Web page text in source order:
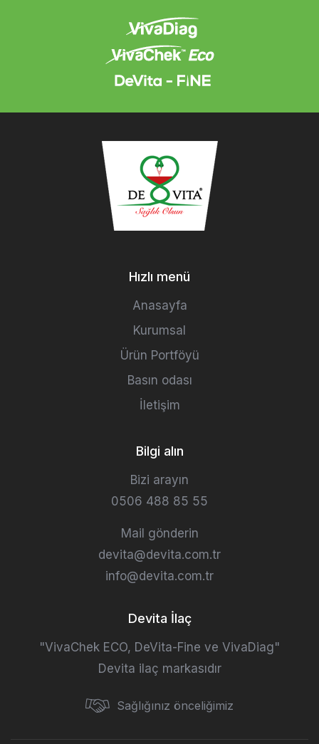
Hızlı menü
Anasayfa
Kurumsal
Ürün Portföyü
Basın odası
İletişim
Bilgi alın
Bizi arayın
0506 488 85 55
Mail gönderin
devita@devita.com.tr
info@devita.com.tr
Devita İlaç
"VivaChek ECO, DeVita-Fine ve VivaDiag"
Devita ilaç markasıdır
Sağlığınız önceliğimiz